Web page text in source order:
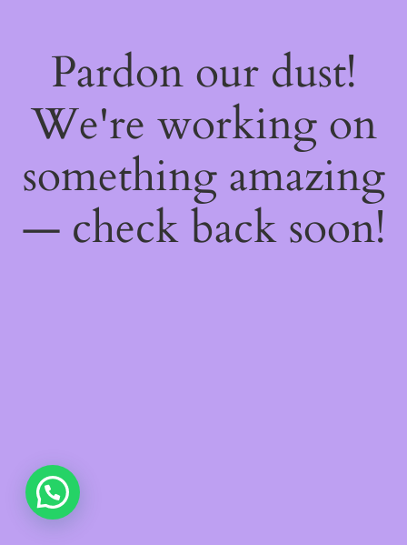
Pardon our dust!
We're working on
something amazing
— check back soon!